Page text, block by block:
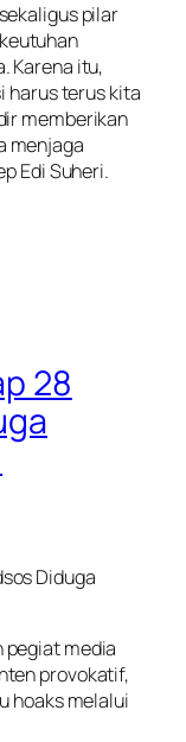
pilar
Karena itu,
harus terus kita
memberikan
menjaga
Edi Suheri.
28
Diduga
pegiat media
provokatif,
hoaks melalui